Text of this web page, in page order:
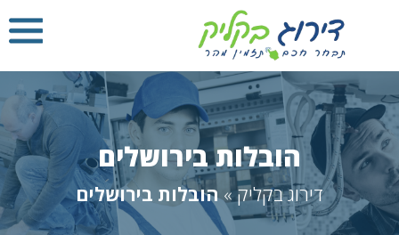
הובלות בירושלים
דירוג בקליק»הובלות בירושלים